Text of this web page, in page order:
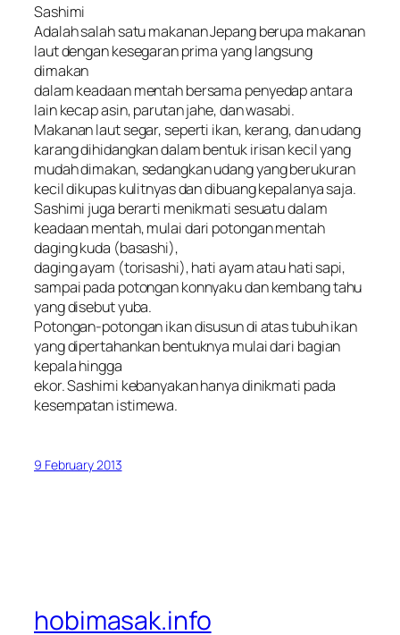
Sashimi
Adalah salah satu makanan Jepang berupa makanan
laut dengan kesegaran prima yang langsung
dimakan
dalam keadaan mentah bersama penyedap antara
lain kecap asin, parutan jahe, dan wasabi.
Makanan laut segar, seperti ikan, kerang, dan udang
karang dihidangkan dalam bentuk irisan kecil yang
mudah dimakan, sedangkan udang yang berukuran
kecil dikupas kulitnyas dan dibuang kepalanya saja.
Sashimi juga berarti menikmati sesuatu dalam
keadaan mentah, mulai dari potongan mentah
daging kuda (basashi),
daging ayam (torisashi), hati ayam atau hati sapi,
sampai pada potongan konnyaku dan kembang tahu
yang disebut yuba.
Potongan-potongan ikan disusun di atas tubuh ikan
yang dipertahankan bentuknya mulai dari bagian
kepala hingga
ekor. Sashimi kebanyakan hanya dinikmati pada
kesempatan istimewa.
9 February 2013
hobimasak.info